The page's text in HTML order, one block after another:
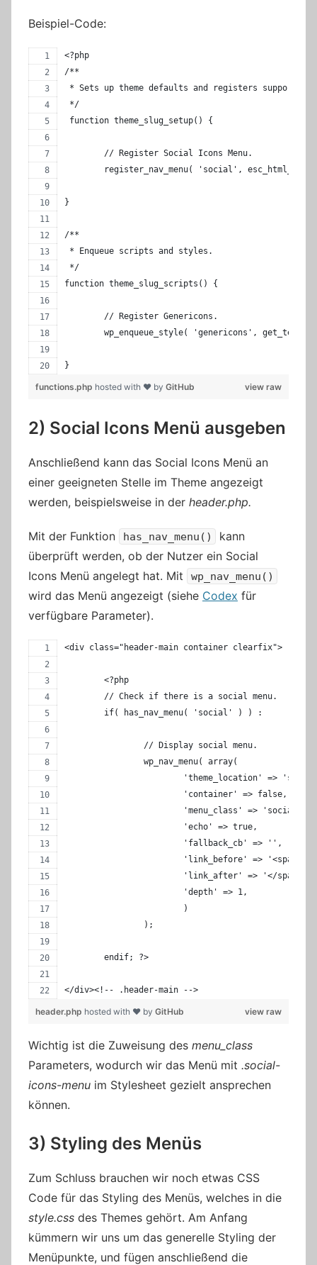
Beispiel-Code:
<?php
/**
* Sets up theme defaults and registers support
*/
function theme_slug_setup() {
	// Register Social Icons Menu.
register_nav_menu( 'social', esc_html__(
}
/**
* Enqueue scripts and styles.
*/
function theme_slug_scripts() {
	// Register Genericons.
wp_enqueue_style( 'genericons',
}
view raw
functions.php hosted with ❤ by GitHub
2) Social Icons Menü ausgeben
Anschließend kann das Social Icons Menü an
einer geeigneten Stelle im Theme angezeigt
werden, beispielsweise in der header.php.
Mit der Funktion has_nav_menu()
kann
überprüft werden, ob der Nutzer ein Social
Icons Menü angelegt hat. Mit
wp_nav_menu()
wird das Menü angezeigt (siehe Codex für
verfügbare Parameter).
<div class="header-main container clearfix">
	<?php
	// Check if there is a social menu.
	if( has_nav_menu( 'social' ) ) :
		// Display social menu.
		wp_nav_menu( array(
'theme_location' =>
			'container' => false,
'menu_class' => 'social-
			'echo' => true,
			'fallback_cb' => '',
'link_before' => '<span
			'link_after' => '</span>',
			'depth' => 1,
			)
		);
	endif; ?>
</div><!-- .header-main -->
view raw
header.php hosted with ❤ by GitHub
Wichtig ist die Zuweisung des menu_class
Parameters, wodurch wir das Menü mit .social-
icons-menu im Stylesheet gezielt ansprechen
können.
3) Styling des Menüs
Zum Schluss brauchen wir noch etwas CSS
Code für das Styling des Menüs, welches in die
style.css des Themes gehört. Am Anfang
kümmern wir uns um das generelle Styling der
Menüpunkte, und fügen anschließend die